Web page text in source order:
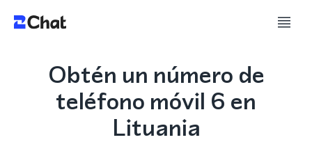
Obtén un número de
teléfono móvil 6 en
Lituania